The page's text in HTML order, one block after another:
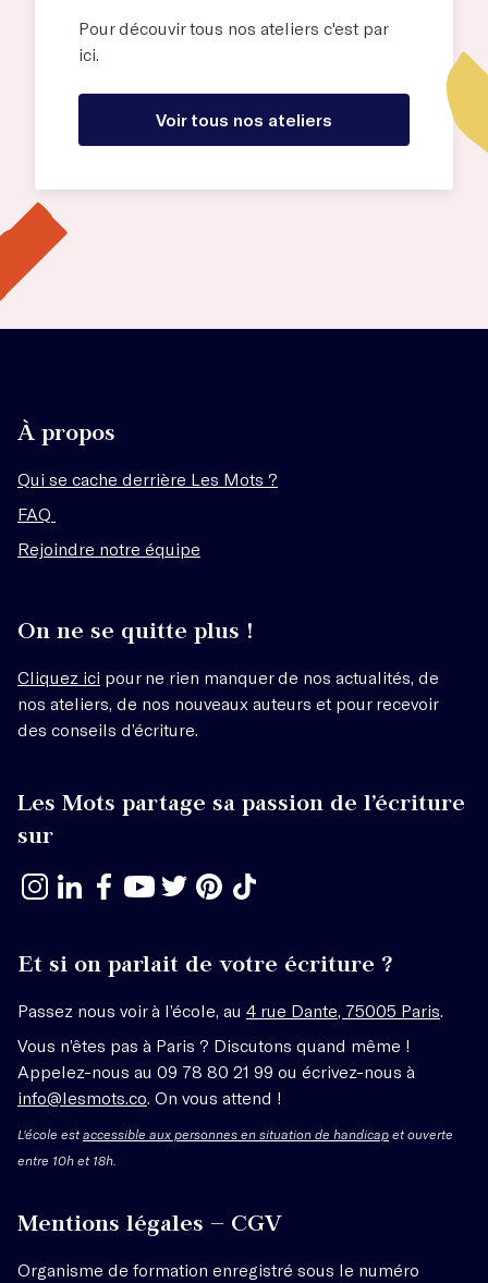
Pour découvir tous nos ateliers c'est par
ici.
Voir tous nos ateliers
À propos
Qui se cache derrière Les Mots ?
FAQ
Rejoindre notre équipe
On ne se quitte plus !
Cliquez ici pour ne rien manquer de nos actualités, de
nos ateliers, de nos nouveaux auteurs et pour recevoir
des conseils d’écriture.
Les Mots partage sa passion de l’écriture
sur
Et si on parlait de votre écriture ?
Passez nous voir à l’école, au 4 rue Dante, 75005 Paris
Vous n’êtes pas à Paris ? Discutons quand même !
Appelez-nous au 09 78 80 21 99 ou écrivez-nous à
info@lesmots.co . On vous attend !
L'école estaccessible aux personnes en situation de handicap et ouverte
entre 10h et 18h.
Mentions légales – CGV
Organisme de formation enregistré sous le numéro